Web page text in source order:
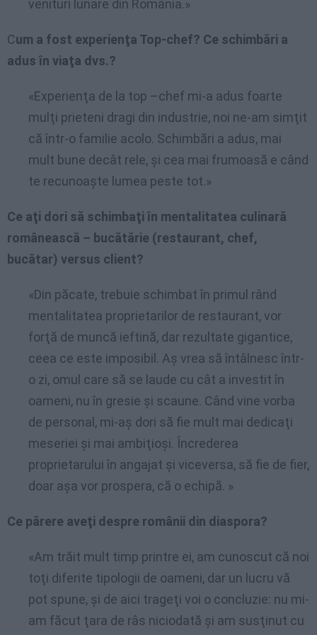
venituri lunare din România.»
Cum a fost experienţa Top-chef? Ce schimbări a
adus în viaţa dvs.?
«Experienţa de la top –chef mi-a adus foarte
mulţi prieteni dragi din industrie, noi ne-am simţit
că într-o familie acolo. Schimbări a adus, mai
mult bune decât rele, şi cea mai frumoasă e când
te recunoaşte lumea peste tot.»
Ce aţi dori să schimbaţi în mentalitatea culinară
românească – bucătărie (restaurant, chef,
bucătar) versus client?
«Din păcate, trebuie schimbat în primul rând
mentalitatea proprietarilor de restaurant, vor
forţă de muncă ieftină, dar rezultate gigantice,
ceea ce este imposibil. Aş vrea să întâlnesc într-
o zi, omul care să se laude cu cât a investit în
oameni, nu în gresie şi scaune. Când vine vorba
de personal, mi-aş dori să fie mult mai dedicaţi
meseriei şi mai ambiţioşi. Încrederea
proprietarului în angajat şi viceversa, să fie de fier,
doar aşa vor prospera, că o echipă. »
Ce părere aveţi despre românii din diaspora?
«Am trăit mult timp printre ei, am cunoscut că noi
toţi diferite tipologii de oameni, dar un lucru vă
pot spune, şi de aici trageţi voi o concluzie: nu mi-
am făcut ţara de râs niciodată şi am susţinut cu